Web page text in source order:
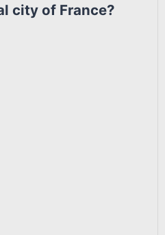
city of France?